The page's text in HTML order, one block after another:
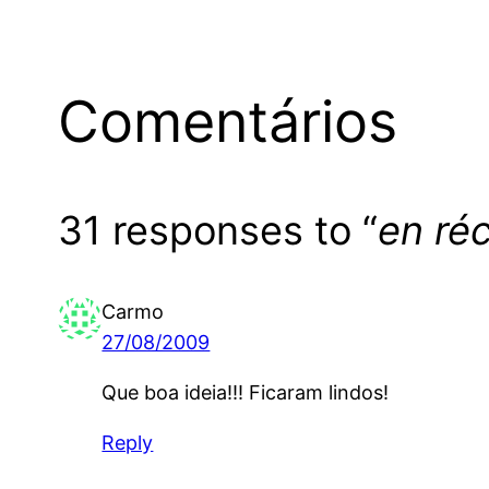
Comentários
31 responses to “en
Carmo
27/08/2009
Que boa ideia!!! Ficaram lindos!
Reply